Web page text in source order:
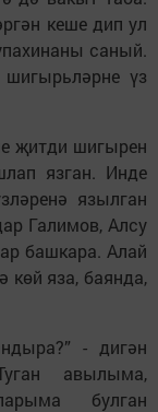
кеше дип ул
саный.
шигырьләрне үз
җитди шигырен
язган. Инде
язылган
Галимов, Алсу
башкара. Алай
көй яза, баянда,
- дигән
авылыма,
булган